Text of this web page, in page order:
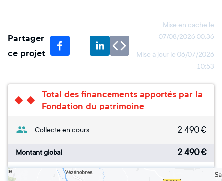
Partager
ce projet
Mise en cache le
07/08/2026 00:36
Mise à jour le 06/07/2026
10:53
Total des financements apportés par la
Fondation du patrimoine
Collecte en cours 2 490€
Montant global 2 490€